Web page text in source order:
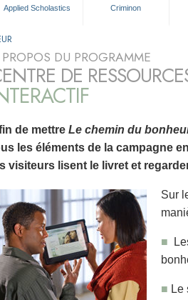
Applied Scholastics Criminon
DU PROGRAMME
DE
de mettre Le chemin du
les éléments de la campagne
visiteurs lisent le livret et
Sur
■
■ Le